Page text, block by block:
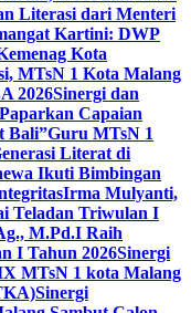
Literasi dari Menteri
Kartini: DWP
Kota
MTsN 1 Kota Malang
2026Sinergi dan
Capaian
Bali”Guru MTsN 1
Literat di
Ikuti Bimbingan
Irma Mulyanti,
Teladan Triwulan I
M.Pd.I Raih
I Tahun 2026Sinergi
MTsN 1 kota Malang
Sinergi